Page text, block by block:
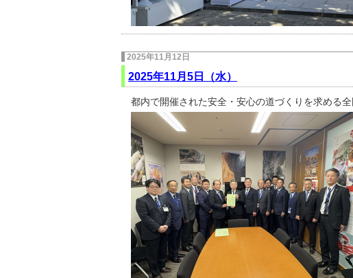
2025年11月12日
2025年11月5日（水）
都内で開催された安全・安心の道づくりを求める